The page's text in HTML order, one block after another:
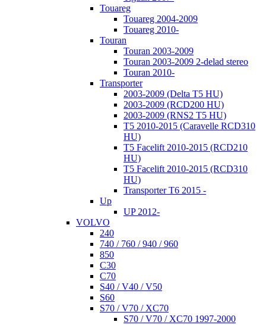
Touareg
Touareg 2004-2009
Touareg 2010-
Touran
Touran 2003-2009
Touran 2003-2009 2-delad stereo
Touran 2010-
Transporter
2003-2009 (Delta T5 HU)
2003-2009 (RCD200 HU)
2003-2009 (RNS2 T5 HU)
T5 2010-2015 (Caravelle RCD310
HU)
T5 Facelift 2010-2015 (RCD210
HU)
T5 Facelift 2010-2015 (RCD310
HU)
Transporter T6 2015 -
Up
UP 2012-
VOLVO
240
740 / 760 / 940 / 960
850
C30
C70
S40 / V40 / V50
S60
S70 / V70 / XC70
S70 / V70 / XC70 1997-2000